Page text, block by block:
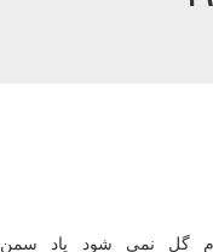
گل نمی شود یاد سمن